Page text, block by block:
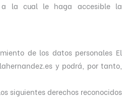
a la cual le haga accesible la
de los datos personales El
y podrá, por tanto,
siguientes derechos reconocidos